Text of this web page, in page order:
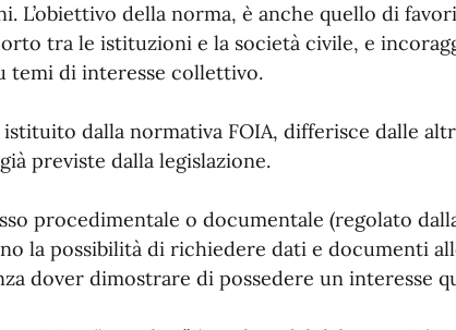
L’obiettivo della norma, è anche quello di
tra le istituzioni e la società civile, e
temi di interesse collettivo.
istituito dalla normativa FOIA, differisce dalle
previste dalla legislazione.
procedimentale o documentale (regolato
la possibilità di richiedere dati e documenti
dover dimostrare di possedere un interesse